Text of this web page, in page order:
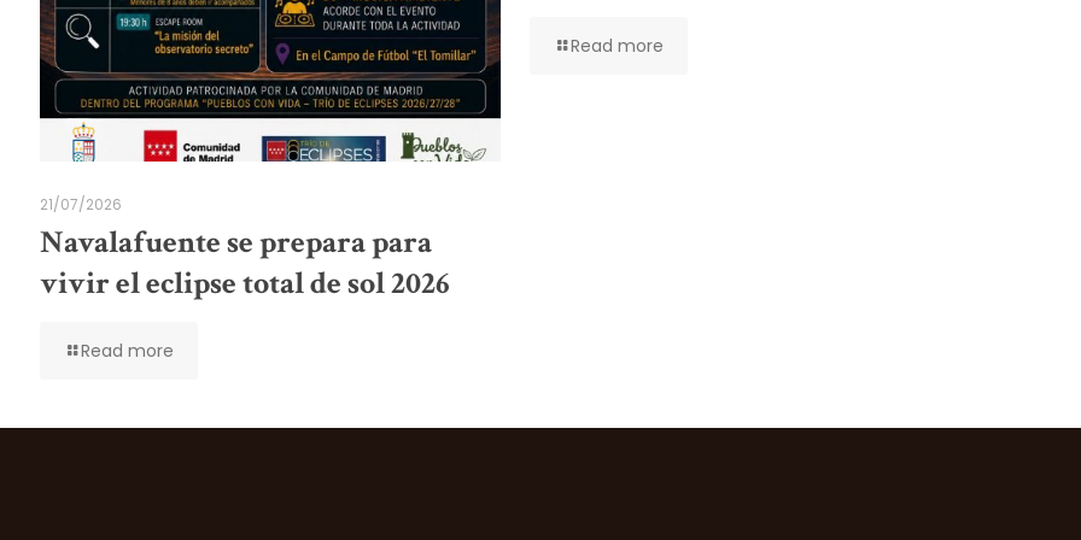
21/07/2026
Navalafuente se prepara para
vivir el eclipse total de sol 2026
Read more
Read more